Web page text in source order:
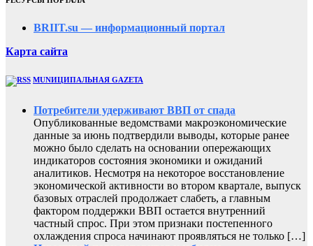
BRIIT.su — информационный портал
Карта сайта
MUNИЦИПАЛЬНАЯ GAZЕТА
Потребители удерживают ВВП от спада
Опубликованные ведомствами макроэкономические
данные за июнь подтвердили выводы, которые ранее
можно было сделать на основании опережающих
индикаторов состояния экономики и ожиданий
аналитиков. Несмотря на некоторое восстановление
экономической активности во втором квартале, выпуск
базовых отраслей продолжает слабеть, а главным
фактором поддержки ВВП остается внутренний
частный спрос. При этом признаки постепенного
охлаждения спроса начинают проявляться не только […]